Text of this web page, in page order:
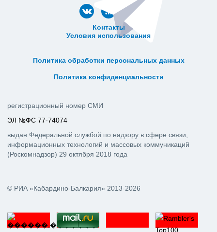
Контакты
Условия использования
Политика обработки персональных данных
Политика конфиденциальности
© РИА «Кабардино-Балкария» 2013-2026
регистрационный номер СМИ
ЭЛ №ФС 77-74074
выдан Федеральной службой по надзору в сфере связи,
информационных технологий и массовых коммуникаций
(Роскомнадзор) 29 октября 2018 года